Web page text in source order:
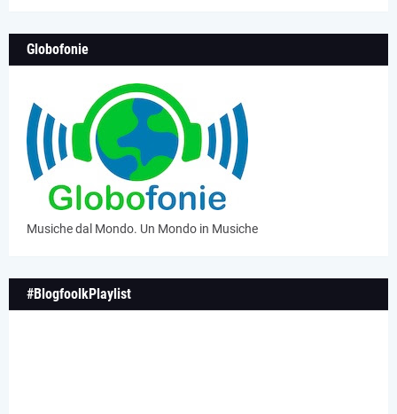
Globofonie
Musiche dal Mondo. Un Mondo in Musiche
#BlogfoolkPlaylist